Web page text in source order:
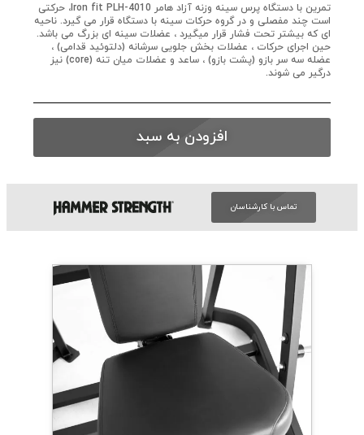
تمرین با دستگاه پرس سینه وزنه آزاد هامر Iron fit PLH-4010، حرکتی
است چند مفصلی و در گروه حرکات سینه با دستگاه قرار می گیرد. ناحیه
ای که بیشتر تحت فشار قرار میگیرد ، عضلات سینه ای بزرگ می باشد.
حین اجرای حرکات ، عضلات بخش جلویی سرشانه (دلتوئید قدامی) ،
عضله سه سر بازو (پشت بازو) ، ساعد و عضلات میان تنه (core) نیز
درگیر می شوند.
افزودن به سبد
تماس با کارشناسان